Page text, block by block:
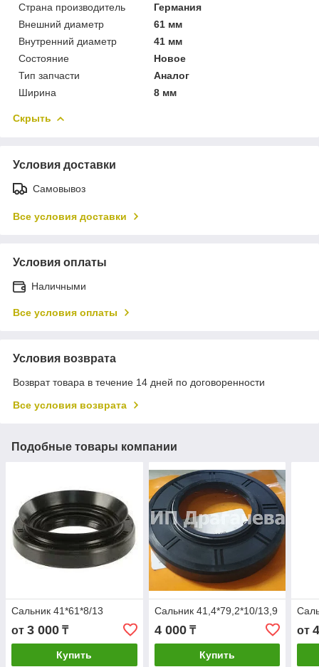
Страна производитель
Германия
Внешний диаметр
61 мм
Внутренний диаметр
41 мм
Состояние
Новое
Тип запчасти
Аналог
Ширина
8 мм
Скрыть
Условия доставки
Самовывоз
Все условия доставки
Условия оплаты
Наличными
Все условия оплаты
Условия возврата
Возврат товара в течение 14 дней по договоренности
Все условия возврата
Подобные товары компании
Сальник 41*61*8/13
от 3 000 ₸
Купить
Сальник 41,4*79,2*10/13,9
4 000₸
Купить
от